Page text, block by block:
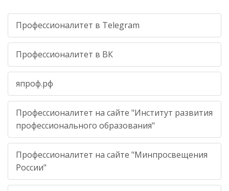
Профессионалитет в Telegram
Профессионалитет в ВК
япроф.рф
Профессионалитет на сайте "Институт развития
профессионального образования"
Профессионалитет на сайте "Минпросвещения
России"